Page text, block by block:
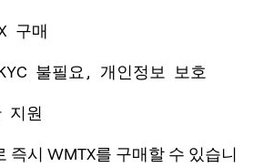
구매
불필요, 개인정보 보호
지원
즉시 WMTX를 구매할 수 있습니